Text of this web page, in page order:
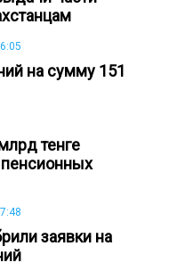
на сумму 151
тенге
заявки на